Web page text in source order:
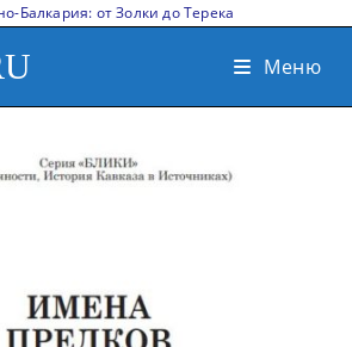
Балкария: от Золки до Терека
Меню